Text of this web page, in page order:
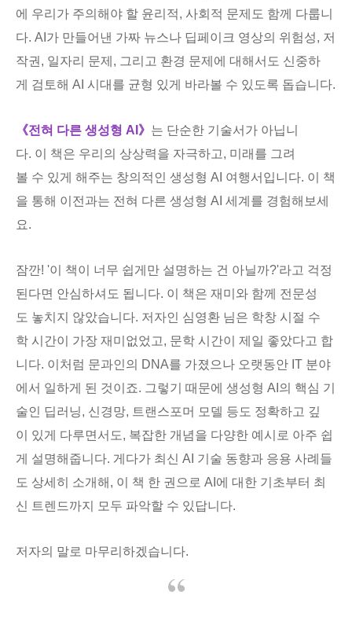
에 우리가 주의해야 할 윤리적, 사회적 문제도 함께 다룹니
다. AI가 만들어낸 가짜 뉴스나 딥페이크 영상의 위험성, 저
작권, 일자리 문제, 그리고 환경 문제에 대해서도 신중하
게 검토해 AI 시대를 균형 있게 바라볼 수 있도록 돕습니다.
《전혀 다른 생성형 AI》 는 단순한 기술서가 아닙니
다. 이 책은 우리의 상상력을 자극하고, 미래를 그려
볼 수 있게 해주는 창의적인 생성형 AI 여행서입니다. 이 책
을 통해 이전과는 전혀 다른 생성형 AI 세계를 경험해보세
요.
잠깐! '이 책이 너무 쉽게만 설명하는 건 아닐까?'라고 걱정
된다면 안심하셔도 됩니다. 이 책은 재미와 함께 전문성
도 놓치지 않았습니다. 저자인 심영환 님은 학창 시절 수
학 시간이 가장 재미없었고, 문학 시간이 제일 좋았다고 합
니다. 이처럼 문과인의 DNA를 가졌으나 오랫동안 IT 분야
에서 일하게 된 것이죠. 그렇기 때문에 생성형 AI의 핵심 기
술인 딥러닝, 신경망, 트랜스포머 모델 등도 정확하고 깊
이 있게 다루면서도, 복잡한 개념을 다양한 예시로 아주 쉽
게 설명해줍니다. 게다가 최신 AI 기술 동향과 응용 사례들
도 상세히 소개해, 이 책 한 권으로 AI에 대한 기초부터 최
신 트렌드까지 모두 파악할 수 있답니다.
저자의 말로 마무리하겠습니다.